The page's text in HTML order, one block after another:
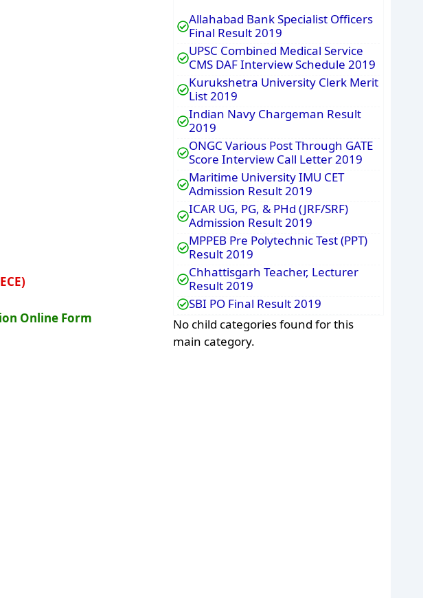
Online Form
Allahabad Bank Specialist Officers
Final Result 2019
UPSC Combined Medical Service
CMS DAF Interview Schedule 2019
Kurukshetra University Clerk Merit
List 2019
Indian Navy Chargeman Result
2019
ONGC Various Post Through GATE
Score Interview Call Letter 2019
Maritime University IMU CET
Admission Result 2019
ICAR UG, PG, & PHd (JRF/SRF)
Admission Result 2019
MPPEB Pre Polytechnic Test (PPT)
Result 2019
Chhattisgarh Teacher, Lecturer
Result 2019
SBI PO Final Result 2019
No child categories found for this
main category.